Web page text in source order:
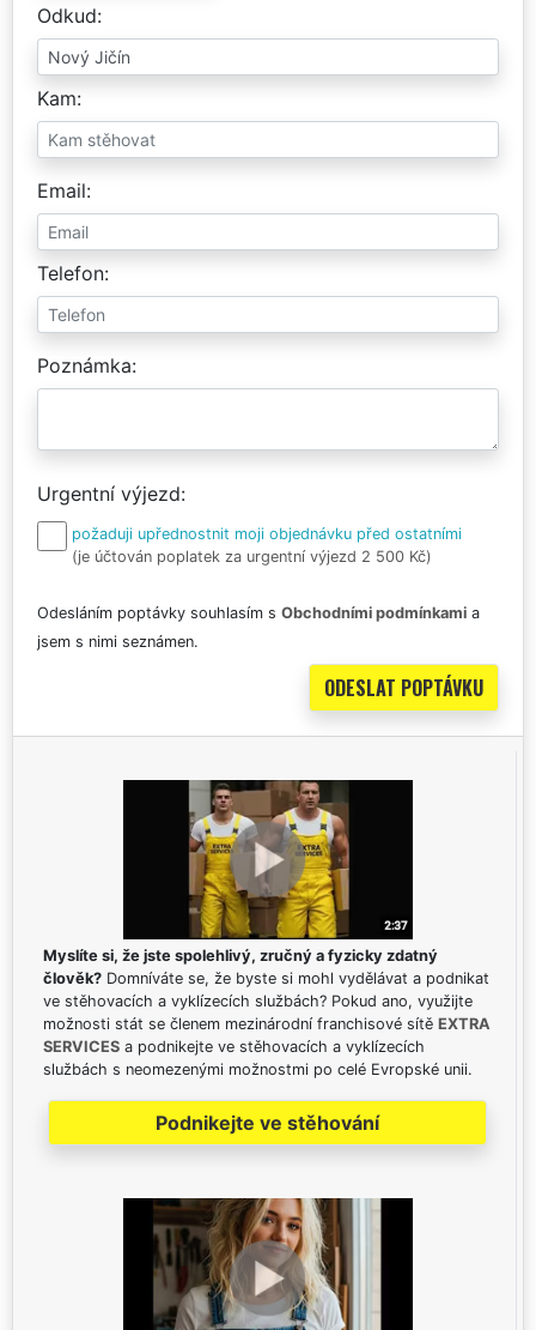
Odkud
Kam
Email
Telefon
Poznámka
Urgentní výjezd
požaduji upřednostnit moji objednávku před ostatními
(je účtován poplatek za urgentní výjezd 2 500 Kč)
Odesláním poptávky souhlasím s Obchodními podmínkami a
jsem s nimi seznámen.
Myslíte si, že jste spolehlivý, zručný a fyzicky zdatný
člověk? Domníváte se, že byste si mohl vydělávat a podnikat
ve stěhovacích a vyklízecích službách? Pokud ano, využijte
možnosti stát se členem mezinárodní franchisové sítě EXTRA
SERVICES a podnikejte ve stěhovacích a vyklízecích
službách s neomezenými možnostmi po celé Evropské unii.
Podnikejte ve stěhování